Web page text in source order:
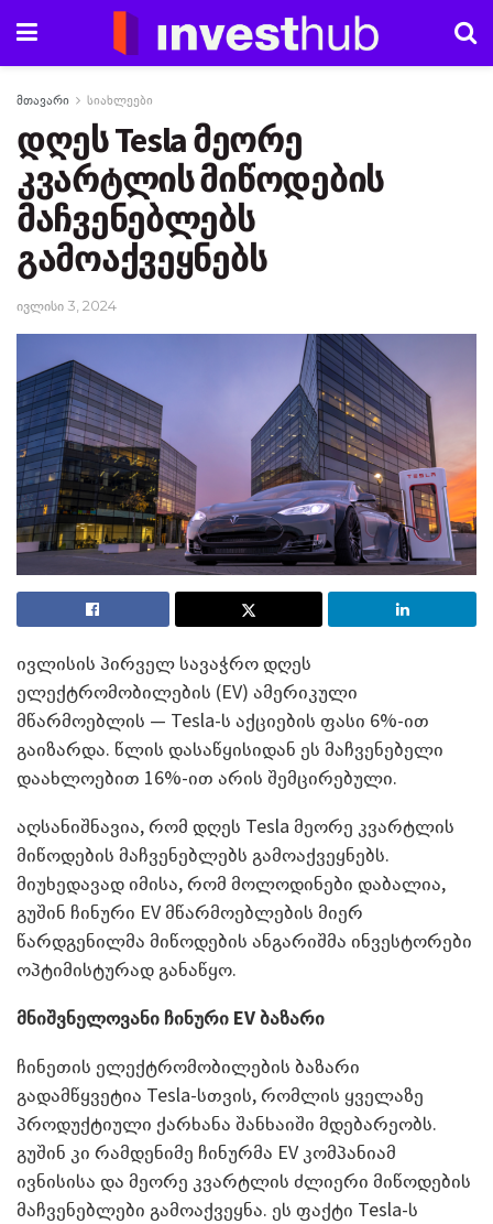
მთავარი სიახლეები
დღეს Tesla მეორე
კვარტლის მიწოდების
მაჩვენებლებს
გამოაქვეყნებს
ივლისი 3, 2024
ივლისის პირველ სავაჭრო დღეს
ელექტრომობილების (EV) ამერიკული
მწარმოებლის — Tesla-ს აქციების ფასი 6%-ით
გაიზარდა. წლის დასაწყისიდან ეს მაჩვენებელი
დაახლოებით 16%-ით არის შემცირებული.
აღსანიშნავია, რომ დღეს Tesla მეორე კვარტლის
მიწოდების მაჩვენებლებს გამოაქვეყნებს.
მიუხედავად იმისა, რომ მოლოდინები დაბალია,
გუშინ ჩინური EV მწარმოებლების მიერ
წარდგენილმა მიწოდების ანგარიშმა ინვესტორები
ოპტიმისტურად განაწყო.
მნიშვნელოვანი ჩინური EV ბაზარი
ჩინეთის ელექტრომობილების ბაზარი
გადამწყვეტია Tesla-სთვის, რომლის ყველაზე
პროდუქტიული ქარხანა შანხაიში მდებარეობს.
გუშინ კი რამდენიმე ჩინურმა EV კომპანიამ
ივნისისა და მეორე კვარტლის ძლიერი მიწოდების
მაჩვენებლები გამოაქვეყნა. ეს ფაქტი Tesla-ს